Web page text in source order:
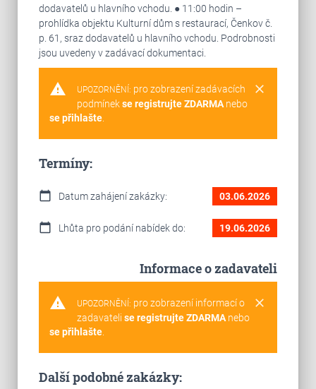
dodavatelů u hlavního vchodu. ● 11:00 hodin –
prohlídka objektu Kulturní dům s restaurací, Čenkov č.
p. 61, sraz dodavatelů u hlavního vchodu. Podrobnosti
jsou uvedeny v zadávací dokumentaci.
warning clear
UPOZORNĚNÍ: pro zobrazení zadávacích
podmínekse registrujte ZDARMAnebo
se přihlašte.
Termíny:
calendar_today Datum zahájení zakázky: 03.06.2026
calendar_today Lhůta pro podání nabídek do: 19.06.2026
Informace o zadavateli
warning clear
UPOZORNĚNÍ: pro zobrazení informací o
zadavateli se registrujte ZDARMAnebo
se přihlašte.
Další podobné zakázky: